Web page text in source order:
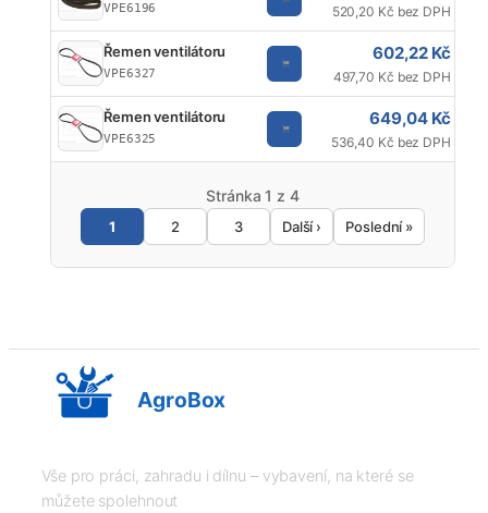
VPE6196 520,20 Kč bez DPH
Řemen ventilátoru
VPE6327
602,22 Kč
497,70 Kč bez DPH
Řemen ventilátoru
VPE6325
649,04 Kč
536,40 Kč bez DPH
Stránka 1 z 4
1 2 3 Další › Poslední »
AgroBox
Vše pro práci, zahradu i dílnu – vybavení, na které se
můžete spolehnout